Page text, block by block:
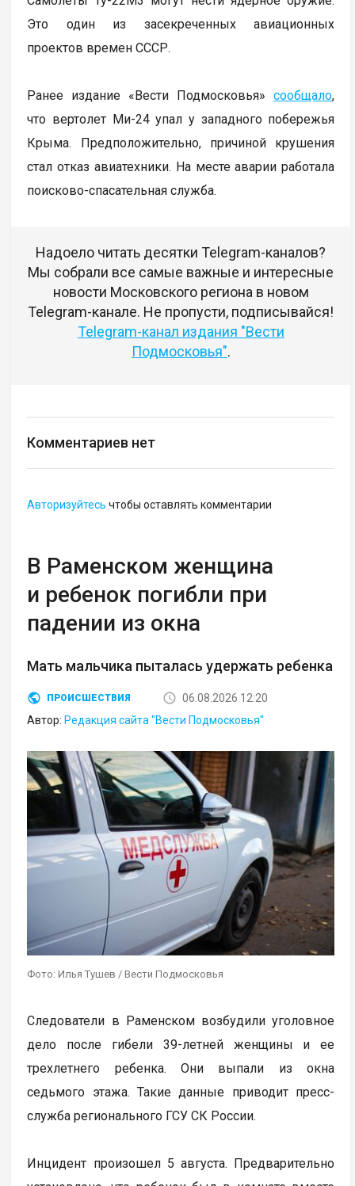
Это один из засекреченных авиационных
проектов времен СССР.
Ранее издание «Вести Подмосковья»сообщало,
что вертолет Ми-24 упал у западного побережья
Крыма. Предположительно, причиной крушения
стал отказ авиатехники. На месте аварии работала
поисково-спасательная служба.
Надоело читать десятки Telegram-каналов?
Мы собрали все самые важные и интересные
новости Московского региона в новом
Telegram-канале. Не пропусти, подписывайся!
Telegram-канал издания "Вести
Подмосковья".
Комментариев нет
Авторизуйтесь чтобы оставлять комментарии
В Раменском женщина
и ребенок погибли при
падении из окна
Мать мальчика пыталась удержать ребенка
ПРОИСШЕСТВИЯ
06.08.2026 12:20
Автор: Редакция сайта "Вести Подмосковья"
Фото: Илья Тушев / Вести Подмосковья
Следователи в Раменском возбудили уголовное
дело после гибели 39-летней женщины и ее
трехлетнего ребенка. Они выпали из окна
седьмого этажа. Такие данные приводит пресс-
служба регионального ГСУ СК России.
Инцидент произошел 5 августа. Предварительно